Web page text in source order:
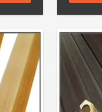
[…]
C10700,
C10930,